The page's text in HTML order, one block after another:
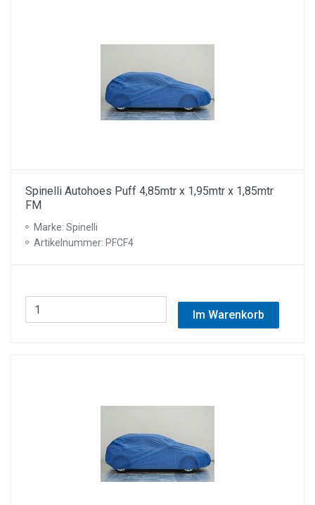
Spinelli Autohoes Puff 4,85mtr x 1,95mtr x 1,85mtr
FM
Marke: Spinelli
Artikelnummer: PFCF4
Im Warenkorb